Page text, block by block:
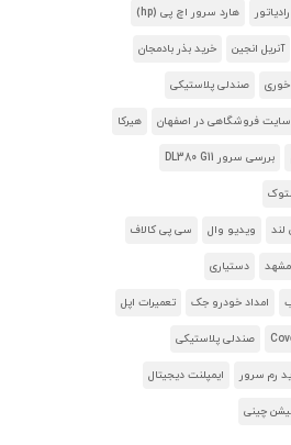
هارد سرور اچ پی (hp)
آنریل انجین خرید بذر بادمجان
خوری صندلی پلاستیکی
فروشگاهی در اصفهان هیرکا
بررسی سرور DL380 G11
ویدیو وال سی پی کالاف
دستیاری
امداد خودرو جک تعمیرات اپل
صندلی پلاستیکی
رم سرور ایمپلنت دیجیتال
چینی